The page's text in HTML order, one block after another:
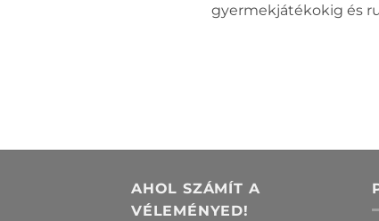
gyermekjátékokig és
AHOL SZÁMÍT A
VÉLEMÉNYED!